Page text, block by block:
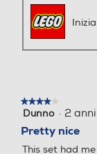
★★★★★
★★★★★
4
5
stelle.
Dunno · 2
Pretty nice
This set had